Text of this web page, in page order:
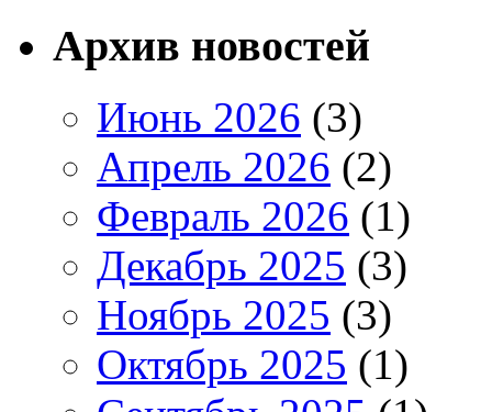
Архив новостей
Июнь 2026 (3)
Апрель 2026 (2)
Февраль 2026 (1)
Декабрь 2025 (3)
Ноябрь 2025 (3)
Октябрь 2025 (1)